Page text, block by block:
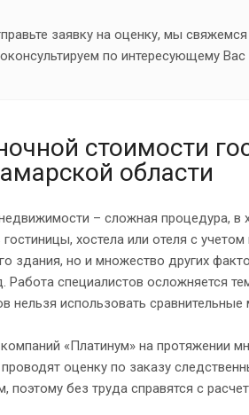
заявку на оценку, мы
по интересующему Вас
стоимости
области
– сложная процедура,
хостела или отеля с
здания, но и множество других
Работа специалистов осложняется
нельзя использовать
«Платинум» на протяжении
оценку по заказу
поэтому без труда справятся с